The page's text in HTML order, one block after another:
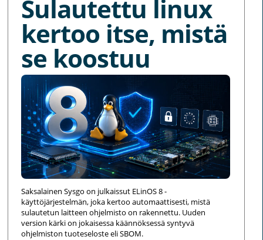
Sulautettu linux
kertoo itse, mistä
se koostuu
Saksalainen Sysgo on julkaissut ELinOS 8 -
käyttöjärjestelmän, joka kertoo automaattisesti, mistä
sulautetun laitteen ohjelmisto on rakennettu. Uuden
version kärki on jokaisessa käännöksessä syntyvä
ohjelmiston tuoteseloste eli SBOM.